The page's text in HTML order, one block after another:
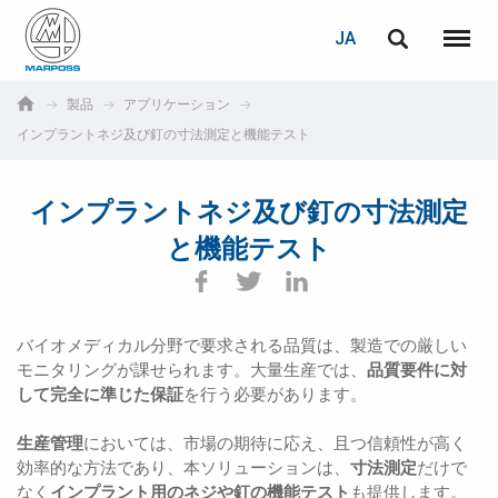
S.p.A.
JA
メニ
製品
アプリケーション
インプラントネジ及び釘の寸法測定と機能テスト
インプラントネジ及び釘の寸法測定
と機能テスト
バイオメディカル分野で要求される品質は、製造での厳しい
モニタリングが課せられます。大量生産では、 品質要件に対
して完全に準じた保証を行う必要があります。
生産管理においては、市場の期待に応え、且つ信頼性が高く
効率的な方法であり、本ソリューションは、 寸法測定だけで
なく インプラント用のネジや釘の機能テスト も提供します。
Deutsch
Français
Español
中文 (Chinese)
ログイン
E-mail
未登録の場合、無料でご登録いただけます。
こちらをクリック